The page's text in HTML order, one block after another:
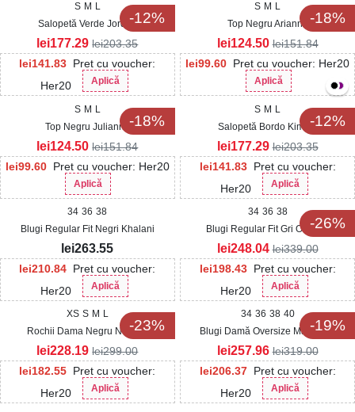
-12%
S M L
Salopetă Verde Jordyn
lei141.83 Pret cu voucher:
Her20
Aplică
lei177.29 lei203.35
-18%
S M L
Top Negru Arianna
lei99.60 Pret cu voucher: Her20
Aplică
lei124.50 lei151.84
-18%
S M L
Top Negru Julianna
lei99.60 Pret cu voucher: Her20
Aplică
lei124.50 lei151.84
-12%
S M L
Salopetă Bordo Kimoni
lei141.83 Pret cu voucher:
Her20
Aplică
lei177.29 lei203.35
34 36 38
Blugi Regular Fit Negri Khalani
lei210.84 Pret cu voucher:
Her20
Aplică
lei263.55
-26%
34 36 38
Blugi Regular Fit Gri Osoney
lei198.43 Pret cu voucher:
Her20
Aplică
lei248.04 lei339.00
-23%
XS S M L
Rochii Dama Negru Nobara
lei182.55 Pret cu voucher:
Her20
Aplică
lei228.19 lei299.00
-19%
34 36 38 40
Blugi Damă Oversize Maro Alya
lei206.37 Pret cu voucher:
Her20
Aplică
lei257.96 lei319.00